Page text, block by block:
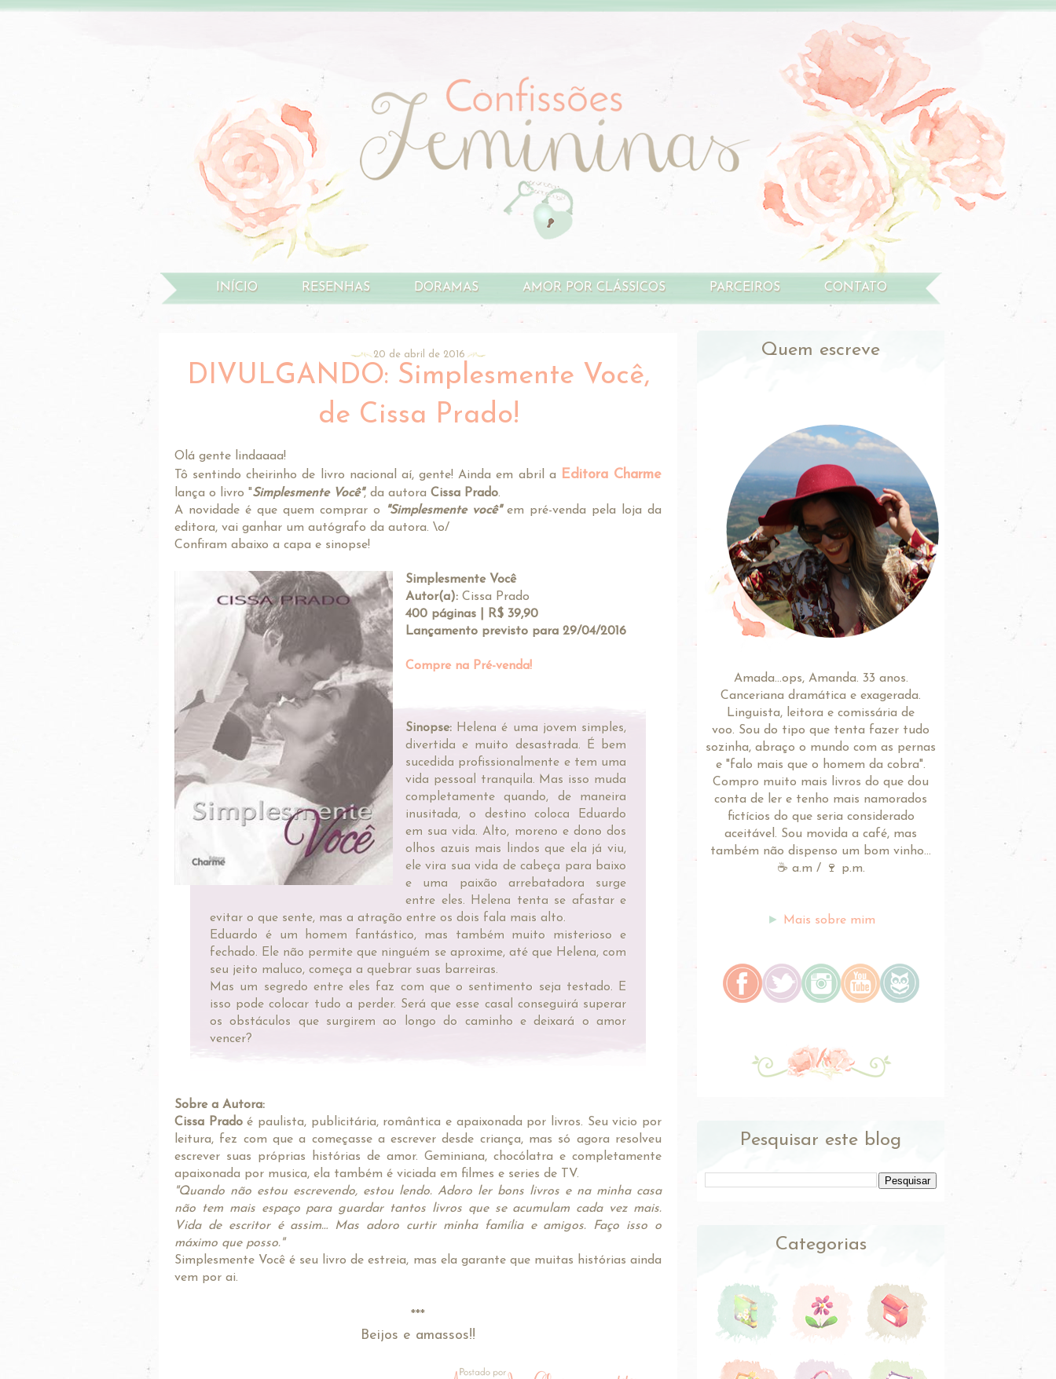
INÍCIO RESENHAS DORAMAS AMOR POR CLÁSSICOS PARCEIROS CONTATO
20 de abril de 2016
DIVULGANDO: Simplesmente Você,
de Cissa Prado!
Olá gente lindaaaa!
Tô sentindo cheirinho de livro nacional aí, gente! Ainda em abril a
Editora Charme
lança o livro "Simplesmente Você", da autora Cissa Prado.
A novidade é que quem comprar o "Simplesmente você" em pré-venda pela loja da
editora, vai ganhar um autógrafo da autora. \o/
Confiram abaixo a capa e sinopse!
Simplesmente Você
Autor(a): Cissa Prado
400 páginas | R$ 39,90
Lançamento previsto para 29/04/2016
Compre na Pré-venda!
Sinopse: Helena é uma jovem simples,
divertida e muito desastrada. É bem
sucedida profissionalmente e tem uma
vida pessoal tranquila. Mas isso muda
completamente quando, de maneira
inusitada, o destino coloca Eduardo
em sua vida. Alto, moreno e dono dos
olhos azuis mais lindos que ela já viu,
ele vira sua vida de cabeça para baixo
e uma paixão arrebatadora surge
entre eles. Helena tenta se afastar e
evitar o que sente, mas a atração entre os dois fala mais alto.
Eduardo é um homem fantástico, mas também muito misterioso e
fechado. Ele não permite que ninguém se aproxime, até que Helena, com
seu jeito maluco, começa a quebrar suas barreiras.
Mas um segredo entre eles faz com que o sentimento seja testado. E
isso pode colocar tudo a perder. Será que esse casal conseguirá superar
os obstáculos que surgirem ao longo do caminho e deixará o amor
vencer?
Sobre a Autora:
Cissa Pradoé paulista, publicitária, romântica e apaixonada por livros. Seu vicio por
leitura, fez com que a começasse a escrever desde criança, mas só agora resolveu
escrever suas próprias histórias de amor. Geminiana, chocólatra e completamente
apaixonada por musica, ela também é viciada em filmes e series de TV.
"Quando não estou escrevendo, estou lendo. Adoro ler bons livros e na minha casa
não tem mais espaço para guardar tantos livros que se acumulam cada vez mais.
Vida de escritor é assim… Mas adoro curtir minha família e amigos. Faço isso o
máximo que posso."
Simplesmente Você é seu livro de estreia, mas ela garante que muitas histórias ainda
vem por ai.
***
Beijos e amassos!!
Quem escreve
Amada...ops, Amanda. 33 anos.
Canceriana dramática e exagerada.
Linguista, leitora e comissária de
voo. Sou do tipo que tenta fazer tudo
sozinha, abraço o mundo com as pernas
e "falo mais que o homem da cobra".
Compro muito mais livros do que dou
conta de ler e tenho mais namorados
fictícios do que seria considerado
aceitável. Sou movida a café, mas
também não dispenso um bom vinho...
☕ a.m / 🍷 p.m.
► Mais sobre mim
Pesquisar este blog
Categorias